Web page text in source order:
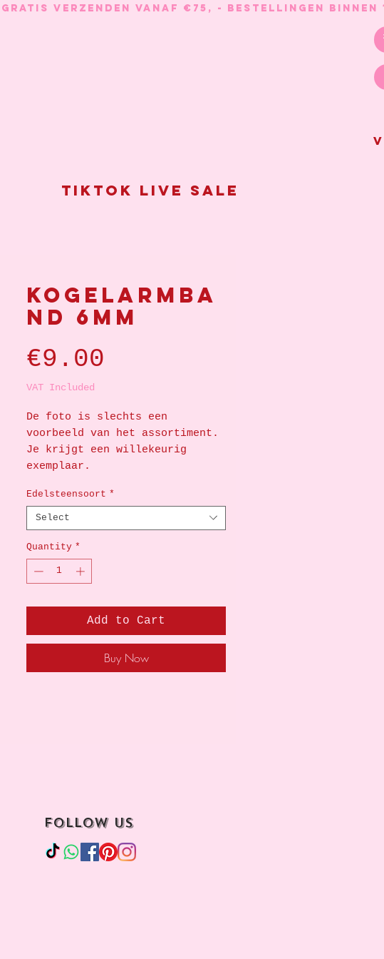
Tiktok live sale
Kogelarmba
nd 6mm
€9.00
VAT Included
De foto is slechts een
voorbeeld van het assortiment.
Je krijgt een willekeurig
exemplaar.
Edelsteensoort *
Select
Quantity *
Add to Cart
Buy Now
follow us